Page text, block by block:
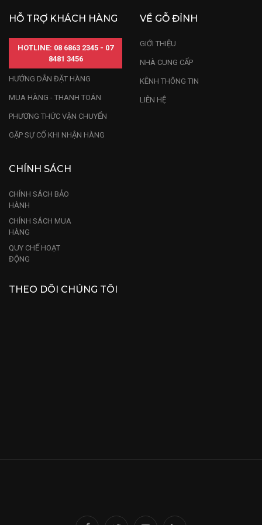
HỖ TRỢ KHÁCH HÀNG
HOTLINE: 08 6863 2345 - 07
8481 3456
HƯỚNG DẪN ĐẶT HÀNG
MUA HÀNG - THANH TOÁN
PHƯƠNG THỨC VẬN CHUYỂN
GẶP SỰ CỐ KHI NHẬN HÀNG
VỀ GỖ ĐỈNH
GIỚI THIỆU
NHÀ CUNG CẤP
KÊNH THÔNG TIN
LIÊN HỆ
CHÍNH SÁCH
CHÍNH SÁCH BẢO
HÀNH
CHÍNH SÁCH MUA
HÀNG
QUY CHẾ HOẠT
ĐỘNG
THEO DÕI CHÚNG TÔI